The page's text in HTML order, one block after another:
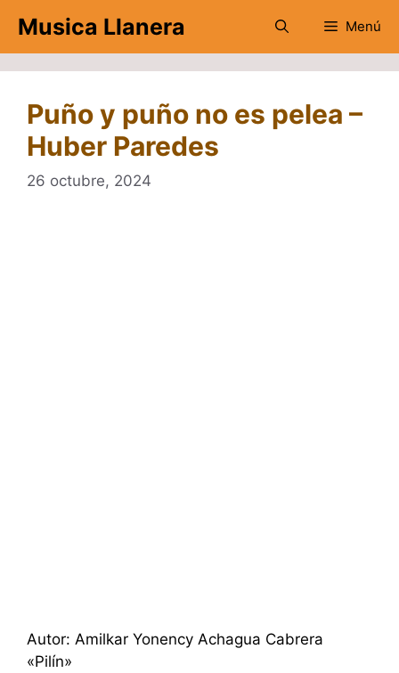
contenido
Musica Llanera Menú
Puño y puño no es pelea –
Huber Paredes
26 octubre, 2024
Autor: Amilkar Yonency Achagua Cabrera
«Pilín»